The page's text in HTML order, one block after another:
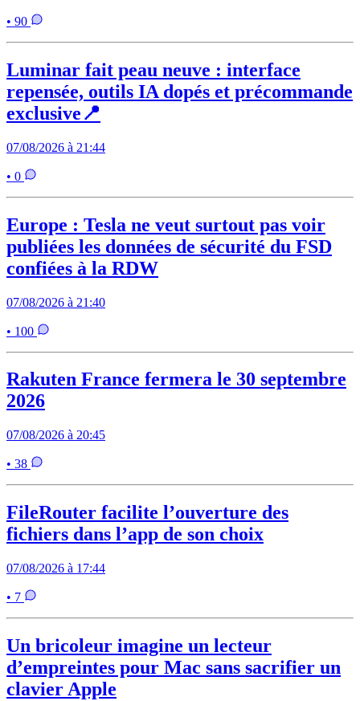
• 90
Luminar fait peau neuve : interface
repensée, outils IA dopés et précommande
exclusive📍
07/08/2026 à 21:44
• 0
Europe : Tesla ne veut surtout pas voir
publiées les données de sécurité du FSD
confiées à la RDW
07/08/2026 à 21:40
• 100
Rakuten France fermera le 30 septembre
2026
07/08/2026 à 20:45
• 38
FileRouter facilite l’ouverture des
fichiers dans l’app de son choix
07/08/2026 à 17:44
• 7
Un bricoleur imagine un lecteur
d’empreintes pour Mac sans sacrifier un
clavier Apple